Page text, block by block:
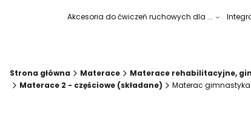
Akcesoria do ćwiczeń ruchowych dla ...
Strona główna Materace Materace rehabilitacyjne,
Materace 2 - częściowe (składane)
Materac